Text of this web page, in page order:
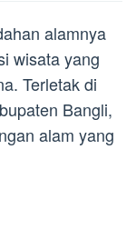
alamnya
wisata yang
Terletak di
Bangli,
alam yang